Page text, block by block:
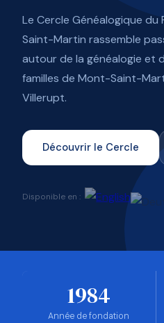
Le Cercle Généalogique
Saint-Martin rassemble
autour de la généalogie et
familles de Mont-Saint-
Villerupt.
Découvrir le Cercle
Disponible en :
1984
Année de fondation